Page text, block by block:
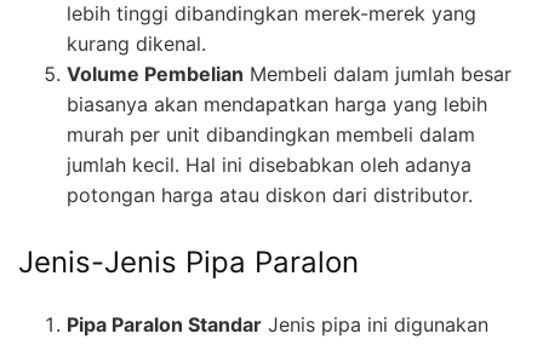
lebih tinggi dibandingkan merek-merek yang
kurang dikenal.
Volume Pembelian Membeli dalam jumlah besar
biasanya akan mendapatkan harga yang lebih
murah per unit dibandingkan membeli dalam
jumlah kecil. Hal ini disebabkan oleh adanya
potongan harga atau diskon dari distributor.
Jenis-Jenis Pipa Paralon
Pipa Paralon Standar Jenis pipa ini digunakan